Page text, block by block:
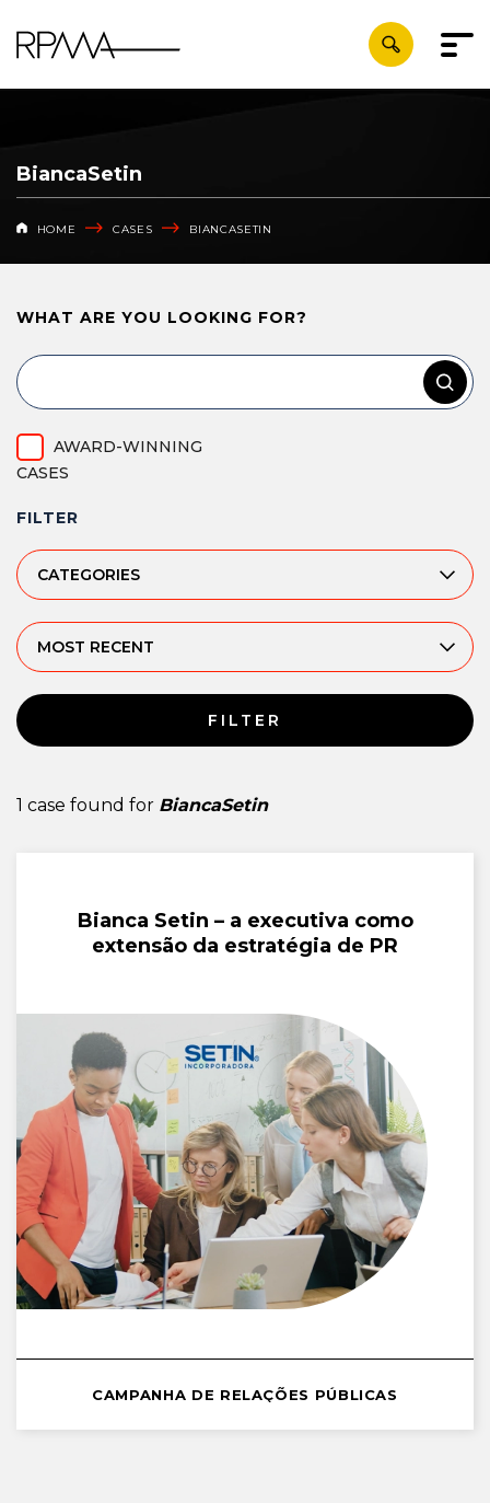
BiancaSetin
HOME CASES BIANCASETIN
WHAT ARE YOU LOOKING FOR?
AWARD-WINNING
CASES
FILTER
CATEGORIES
MOST RECENT
FILTER
1 case found for BiancaSetin
Bianca Setin – a executiva como
extensão da estratégia de PR
CAMPANHA DE RELAÇÕES PÚBLICAS